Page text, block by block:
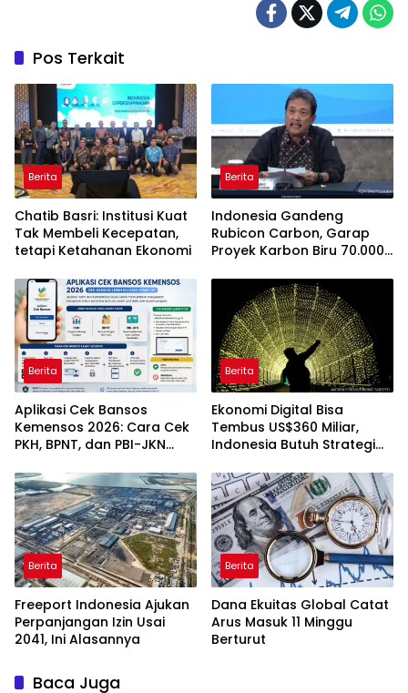
Pos Terkait
Berita
Chatib Basri: Institusi Kuat
Tak Membeli Kecepatan,
tetapi Ketahanan Ekonomi
Berita
Indonesia Gandeng
Rubicon Carbon, Garap
Proyek Karbon Biru 70.000
Berita
Aplikasi Cek Bansos
Kemensos 2026: Cara Cek
PKH, BPNT, dan PBI-JKN
Berita
Ekonomi Digital Bisa
Tembus US$360 Miliar,
Indonesia Butuh Strategi
Berita
Freeport Indonesia Ajukan
Perpanjangan Izin Usai
2041, Ini Alasannya
Berita
Dana Ekuitas Global Catat
Arus Masuk 11 Minggu
Berturut
Baca Juga